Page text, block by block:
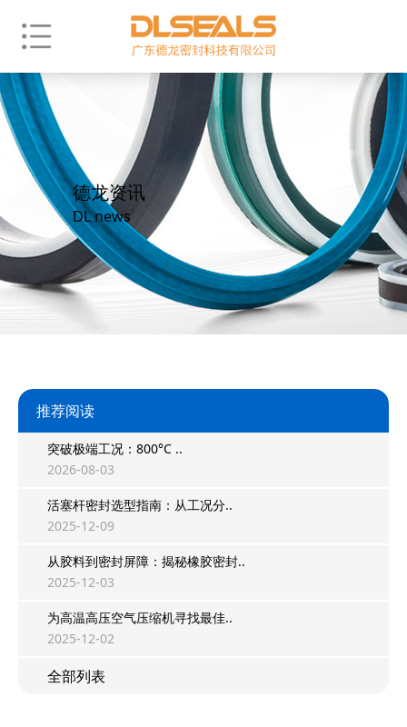
德龙资讯
DL news
推荐阅读
突破极端工况：800°C ..
2026-08-03
活塞杆密封选型指南：从工况分..
2025-12-09
从胶料到密封屏障：揭秘橡胶密封..
2025-12-03
为高温高压空气压缩机寻找最佳..
2025-12-02
全部列表